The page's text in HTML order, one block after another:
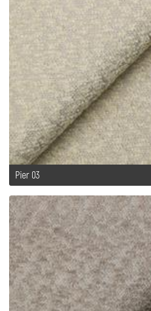
Pier 03